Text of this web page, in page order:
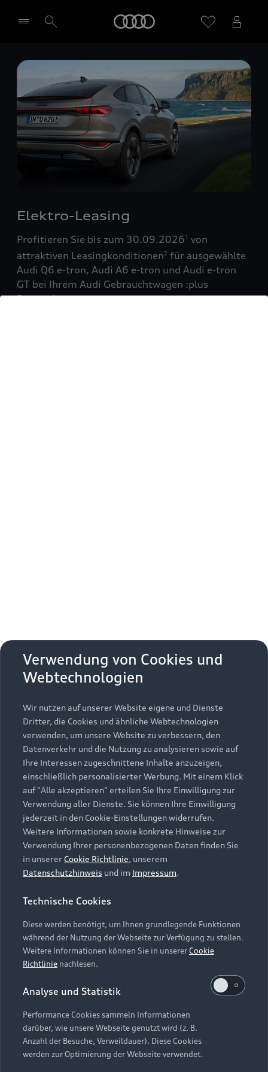
Händler wählen
Elektro-Leasing
Profitieren Sie bis zum 30.09.20261 von
attraktiven Leasingkonditionen2 für ausgewählte
Audi Q6 e-tron, Audi A6 e-tron und Audi e-tron
GT bei Ihrem Audi Gebrauchtwagen :plus
Partner!
Zurück nach oben
Modelle
Alle Modelle
Modelle vergleichen
Elektromodelle
Plug-in-Hybride
Kaufen & leasen
Neuwagensuche
Gebrauchtwagensuche
Gebrauchtwagen
Finanzierung
Aktionen & Angebote
Geschäftskunden
Service & Zubehör
Saisonale Angebote
Audi Services
Garantie
Audi digital services
myAudi
Support
Kundenservice
Händlersuche
Audi Code
Online-Terminvereinbarung
Servicekontakt
Vertrag widerrufen
Über Audi
Unternehmen
Karriere
Investor Relations
Presse & Media Center
Datenschutz
Audi erleben
Newsletter
Impressum Rechtliches
Hinweisgebersystem
Datenschutzinformation
Cookie-Einstellungen
Cookie-Richtlinie
Barrierefreiheit
Hinweis: Die aktuelle Darstellung und Anordnung der
Embleme am Fahrzeug bei allen Abbildungen auf dieser
Webseite kann abweichen.
Verwendung von Cookies und
Webtechnologien
Wir nutzen auf unserer Website eigene und Dienste
Dritter, die Cookies und ähnliche Webtechnologien
verwenden, um unsere Website zu verbessern, den
Datenverkehr und die Nutzung zu analysieren sowie auf
Ihre Interessen zugeschnittene Inhalte anzuzeigen,
einschließlich personalisierter Werbung. Mit einem Klick
auf "Alle akzeptieren" erteilen Sie Ihre Einwilligung zur
Verwendung aller Dienste. Sie können Ihre Einwilligung
jederzeit in den Cookie-Einstellungen widerrufen.
Weitere Informationen sowie konkrete Hinweise zur
Verwendung Ihrer personenbezogenen Daten finden Sie
in unserer Cookie Richtlinie, unserem
Datenschutzhinweis und im Impressum.
Technische Cookies
Diese werden benötigt, um Ihnen grundlegende Funktionen
während der Nutzung der Webseite zur Verfügung zu stellen.
Weitere Informationen können Sie in unsererCookie
Richtlinie nachlesen.
Analyse und Statistik
Performance Cookies sammeln Informationen
darüber, wie unsere Webseite genutzt wird (z. B.
Anzahl der Besuche, Verweildauer). Diese Cookies
werden zur Optimierung der Webseite verwendet.